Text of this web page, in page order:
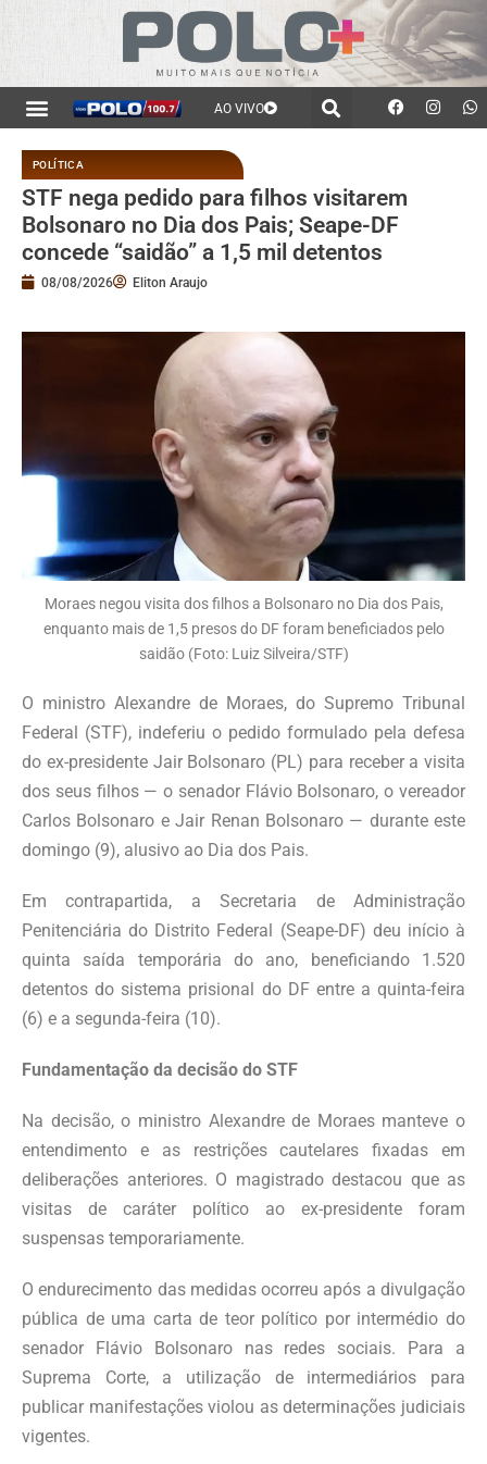
AO VIVO
POLÍTICA
STF nega pedido para filhos visitarem
Bolsonaro no Dia dos Pais; Seape-DF
concede “saidão” a 1,5 mil detentos
08/08/2026 Eliton Araujo
Moraes negou visita dos filhos a Bolsonaro no Dia dos Pais,
enquanto mais de 1,5 presos do DF foram beneficiados pelo
saidão (Foto: Luiz Silveira/STF)
O ministro Alexandre de Moraes, do Supremo Tribunal
Federal (STF), indeferiu o pedido formulado pela defesa
do ex-presidente Jair Bolsonaro (PL) para receber a visita
dos seus filhos — o senador Flávio Bolsonaro, o vereador
Carlos Bolsonaro e Jair Renan Bolsonaro — durante este
domingo (9), alusivo ao Dia dos Pais.
Em contrapartida, a Secretaria de Administração
Penitenciária do Distrito Federal (Seape-DF) deu início à
quinta saída temporária do ano, beneficiando 1.520
detentos do sistema prisional do DF entre a quinta-feira
(6) e a segunda-feira (10).
Fundamentação da decisão do STF
Na decisão, o ministro Alexandre de Moraes manteve o
entendimento e as restrições cautelares fixadas em
deliberações anteriores. O magistrado destacou que as
visitas de caráter político ao ex-presidente foram
suspensas temporariamente.
O endurecimento das medidas ocorreu após a divulgação
pública de uma carta de teor político por intermédio do
senador Flávio Bolsonaro nas redes sociais. Para a
Suprema Corte, a utilização de intermediários para
publicar manifestações violou as determinações judiciais
vigentes.